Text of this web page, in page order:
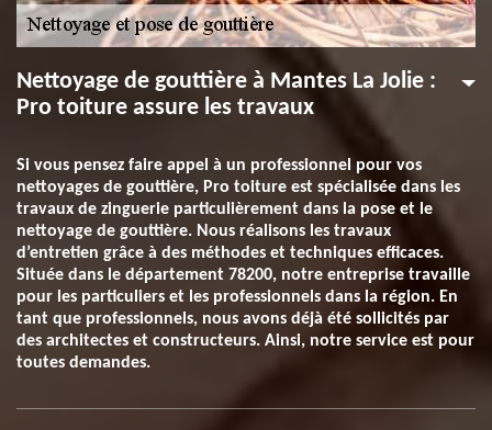
Nettoyage de gouttière à Mantes La Jolie :
Pro toiture assure les travaux
Si vous pensez faire appel à un professionnel pour vos
nettoyages de gouttière, Pro toiture est spécialisée dans les
travaux de zinguerie particulièrement dans la pose et le
nettoyage de gouttière. Nous réalisons les travaux
d’entretien grâce à des méthodes et techniques efficaces.
Située dans le département 78200, notre entreprise travaille
pour les particuliers et les professionnels dans la région. En
tant que professionnels, nous avons déjà été sollicités par
des architectes et constructeurs. Ainsi, notre service est pour
toutes demandes.